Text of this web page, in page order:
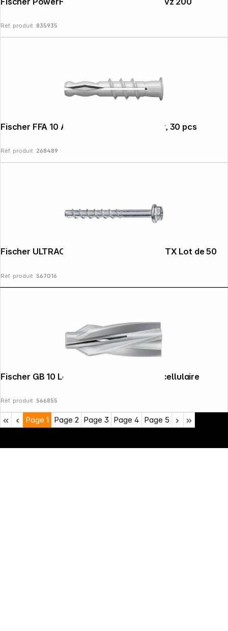
Réf. produit :835935
Fischer FFA 10 Aerated Concrete Anchor, 30 pcs
Réf. produit :268489
Fischer ULTRACUT FBS II 8x90 40/25 US TX Lot de 50
Réf. produit :567016
Fischer GB 10 Lot de 20 chevilles béton cellulaire
Réf. produit :566855
Page 1 Page 2 Page 3 Page 4 Page 5
Copyright © 2000 - 2026 DIFOX. All rights reserved.